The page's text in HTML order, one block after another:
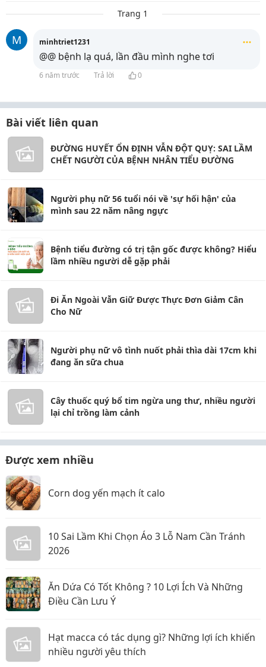
Trang 1
M minhtriet1231
@@ bệnh lạ quá, lần đầu mình nghe tơi
6 năm trước Trả lời 0
Bài viết liên quan
ĐƯỜNG HUYẾT ỔN ĐỊNH VẪN ĐỘT QUỴ: SAI LẦM
CHẾT NGƯỜI CỦA BỆNH NHÂN TIỂU ĐƯỜNG
Người phụ nữ 56 tuổi nói về 'sự hối hận' của
mình sau 22 năm nâng ngực
Bệnh tiểu đường có trị tận gốc được không? Hiểu
lầm nhiều người dễ gặp phải
Đi Ăn Ngoài Vẫn Giữ Được Thực Đơn Giảm Cân
Cho Nữ
Người phụ nữ vô tình nuốt phải thìa dài 17cm khi
đang ăn sữa chua
Cây thuốc quý bổ tim ngừa ung thư, nhiều người
lại chỉ trồng làm cảnh
Được xem nhiều
Corn dog yến mạch ít calo
10 Sai Lầm Khi Chọn Áo 3 Lỗ Nam Cần Tránh
2026
Ăn Dứa Có Tốt Không ? 10 Lợi Ích Và Những
Điều Cần Lưu Ý
Hạt macca có tác dụng gì? Những lợi ích khiến
nhiều người yêu thích